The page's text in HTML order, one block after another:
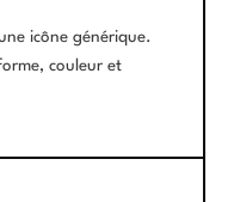
icône générique.
couleur et